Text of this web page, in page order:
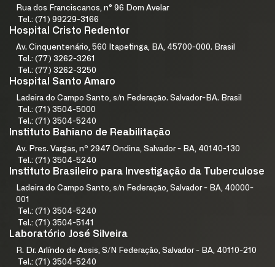
Rua dos Franciscanos, n° 96 Dom Avelar
Tel.: (71) 99229-3166
Hospital Cristo Redentor
Av. Cinquentenário, 560 Itapetinga, BA, 45700-000. Brasil
Tel.: (77) 3262-3261
Tel.: (77) 3262-3250
Hospital Santo Amaro
Ladeira do Campo Santo, s/n Federação. Salvador-BA. Brasil
Tel.: (71) 3504-5000
Tel.: (71) 3504-5240
Instituto Bahiano de Reabilitação
Av. Pres. Vargas, nº 2947 Ondina, Salvador - BA, 40140-130
Tel.: (71) 3504-5240
Instituto Brasileiro para Investigação da Tuberculose
Ladeira do Campo Santo, s/n Federação, Salvador - BA, 40000-
001
Tel.: (71) 3504-5240
Tel.: (71) 3504-5141
Laboratório José Silveira
R. Dr. Arlíndo de Assis, S/N Federação, Salvador - BA, 40110-210
Tel.: (71) 3504-5240